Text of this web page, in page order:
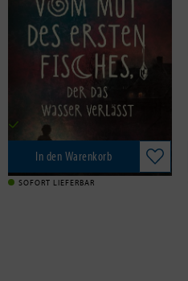
Vom Mut des ersten Fisches, der
das Wasser verlässt
Magellan GmbH & Co. KG, 2024
Versandkostenfrei in DE
In den Warenkorb
SOFORT LIEFERBAR